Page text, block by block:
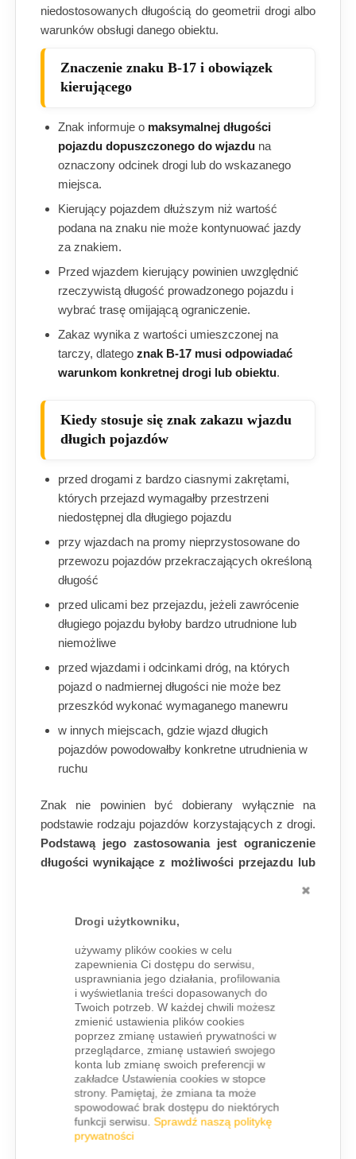
Drogi użytkowniku,
używamy plików cookies w celu
zapewnienia Ci dostępu do serwisu,
usprawniania jego działania, profilowania
i wyświetlania treści dopasowanych do
Twoich potrzeb. W każdej chwili możesz
zmienić ustawienia plików cookies
poprzez zmianę ustawień prywatności w
przeglądarce, zmianę ustawień swojego
konta lub zmianę swoich preferencji w
zakładce Ustawienia cookies w stopce
strony. Pamiętaj, że zmiana ta może
spowodować brak dostępu do niektórych
funkcji serwisu. Sprawdź naszą politykę
prywatności
niedostosowanych długością do geometrii drogi albo
warunków obsługi danego obiektu.
Znaczenie znaku B-17 i obowiązek
kierującego
Znak informuje o maksymalnej długości
pojazdu dopuszczonego do wjazdu na
oznaczony odcinek drogi lub do wskazanego
miejsca.
Kierujący pojazdem dłuższym niż wartość
podana na znaku nie może kontynuować jazdy
za znakiem.
Przed wjazdem kierujący powinien uwzględnić
rzeczywistą długość prowadzonego pojazdu i
wybrać trasę omijającą ograniczenie.
Zakaz wynika z wartości umieszczonej na
tarczy, dlatego znak B-17 musi odpowiadać
warunkom konkretnej drogi lub obiektu.
Kiedy stosuje się znak zakazu wjazdu
długich pojazdów
przed drogami z bardzo ciasnymi zakrętami,
których przejazd wymagałby przestrzeni
niedostępnej dla długiego pojazdu
przy wjazdach na promy nieprzystosowane do
przewozu pojazdów przekraczających określoną
długość
przed ulicami bez przejazdu, jeżeli zawrócenie
długiego pojazdu byłoby bardzo utrudnione lub
niemożliwe
przed wjazdami i odcinkami dróg, na których
pojazd o nadmiernej długości nie może bez
przeszkód wykonać wymaganego manewru
w innych miejscach, gdzie wjazd długich
pojazdów powodowałby konkretne utrudnienia w
ruchu
Znak nie powinien być dobierany wyłącznie na
podstawie rodzaju pojazdów korzystających z drogi.
Podstawą jego zastosowania jest ograniczenie
długości wynikające z możliwości przejazdu lub
Zasady lokalizacji i umieszczania
Znak umieszcza się przed miejscem, do którego
pojazd przekraczający wskazaną długość nie
powinien wjeżdżać.
Lokalizacja powinna umożliwiać kierującemu
rezygnację z wjazdu i wybór innej drogi bez
konieczności wykonywania niedostępnego
manewru.
Wartość graniczną dobiera się do rzeczywistych
warunków przejazdu, w szczególności układu